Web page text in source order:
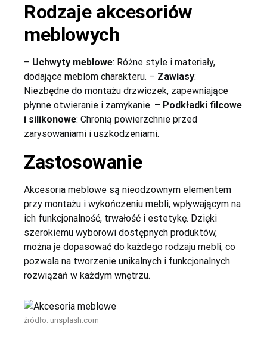
Rodzaje akcesoriów
meblowych
– Uchwyty meblowe: Różne style i materiały,
dodające meblom charakteru. – Zawiasy:
Niezbędne do montażu drzwiczek, zapewniające
płynne otwieranie i zamykanie. – Podkładki filcowe
i silikonowe: Chronią powierzchnie przed
zarysowaniami i uszkodzeniami.
Zastosowanie
Akcesoria meblowe są nieodzownym elementem
przy montażu i wykończeniu mebli, wpływającym na
ich funkcjonalność, trwałość i estetykę. Dzięki
szerokiemu wyborowi dostępnych produktów,
można je dopasować do każdego rodzaju mebli, co
pozwala na tworzenie unikalnych i funkcjonalnych
rozwiązań w każdym wnętrzu.
źródło: unsplash.com